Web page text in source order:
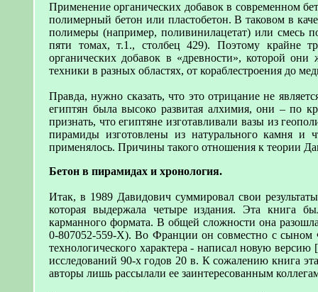
Применение органических добавок в современном
полимерный бетон или пластобетон. В таковом в
полимеры (например, поливинилацетат) или
пяти томах, т.1., столбец 429). Поэтому крайне
органических добавок в «древности», которой
техники в разных областях, от кораблестроения до
Правда, нужно сказать, что это отрицание не
египтян была высоко развитая алхимия, они – по
признать, что египтяне изготавливали вазы из
пирамиды изготовлены из натурального камня и
применялось. Причины такого отношения к теории
Бетон в пирамидах и хронология.
Итак, в 1989 Давидович суммировал свои
которая выдержала четыре издания. Эта книга
карманного формата. В общей сложности она
0-807052-559-X). Во Франции он совместно с сыном
технологического характера - написал новую
исследований 90-х годов 20 в. К сожалению книга
авторы лишь рассылали ее заинтересованным